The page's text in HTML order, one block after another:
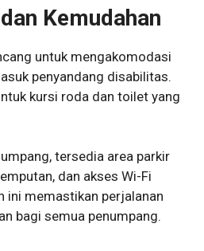
Kemudahan
untuk mengakomodasi
penyandang disabilitas.
kursi roda dan toilet yang
tersedia area parkir
dan akses Wi-Fi
ini memastikan perjalanan
bagi semua penumpang.